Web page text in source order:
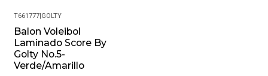
T661777| GOLTY
Balon Voleibol
Laminado Score By
Golty No.5-
Verde/Amarillo